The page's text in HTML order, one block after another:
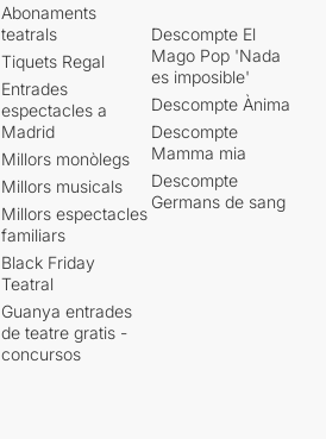
Abonaments
teatrals
Tiquets Regal
Entrades
espectacles a
Madrid
Millors monòlegs
Millors musicals
Millors espectacles
familiars
Black Friday
Teatral
Guanya entrades
de teatre gratis -
concursos
Descompte El
Mago Pop 'Nada
es imposible'
Descompte Ànima
Descompte
Mamma mia
Descompte
Germans de sang